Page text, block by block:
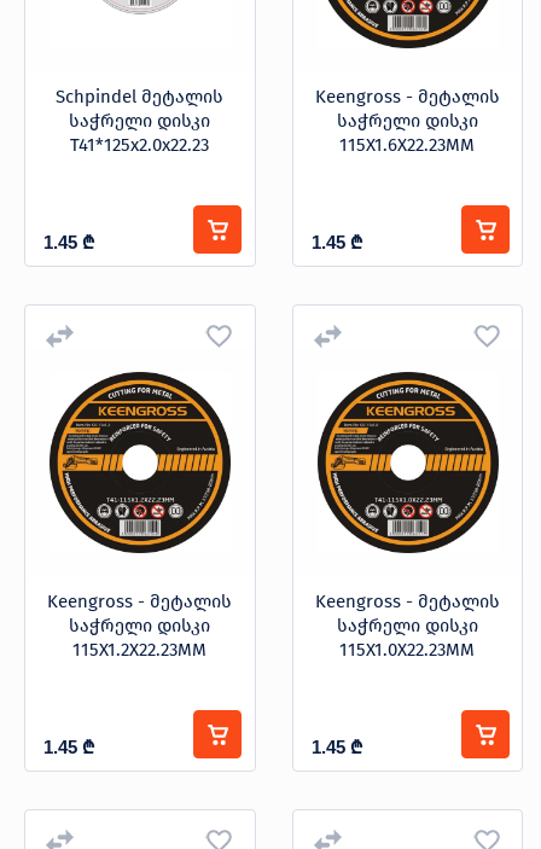
Schpindel მეტალის
საჭრელი დისკი
T41*125x2.0x22.23
1.45 ₾
Keengross - მეტალის
საჭრელი დისკი
115X1.6X22.23MM
1.45 ₾
Keengross - მეტალის
საჭრელი დისკი
115X1.2X22.23MM
1.45 ₾
Keengross - მეტალის
საჭრელი დისკი
115X1.0X22.23MM
1.45 ₾